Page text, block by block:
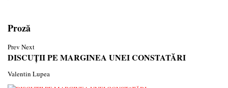
Proză
Prev Next
DISCUȚII PE MARGINEA UNEI CONSTATĂRI
Valentin Lupea